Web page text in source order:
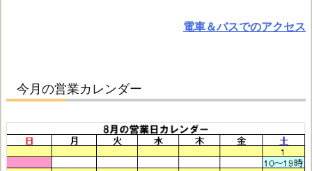
電車＆バスでのアクセス
今月の営業カレンダー